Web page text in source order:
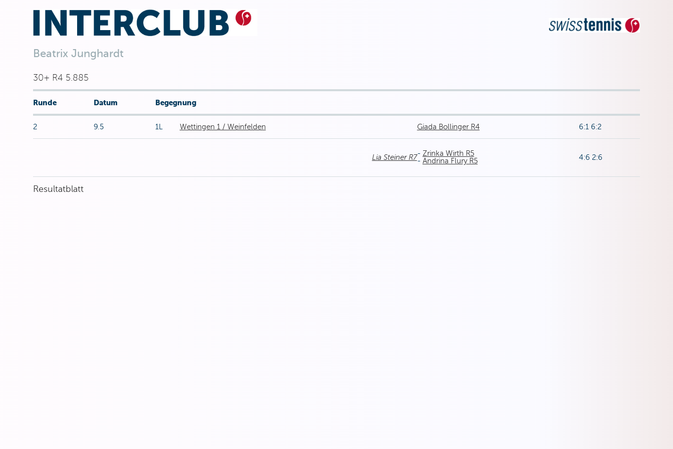
Beatrix Junghardt
30+ R4 5.885
Runde Datum Begegnung
2 9.5 1L Wettingen 1 / Weinfelden Giada Bollinger R4 6:1 6:2
Lia Steiner R7- Zrinka Wirth R5
- Andrina Flury R5 4:6 2:6
Resultatblatt